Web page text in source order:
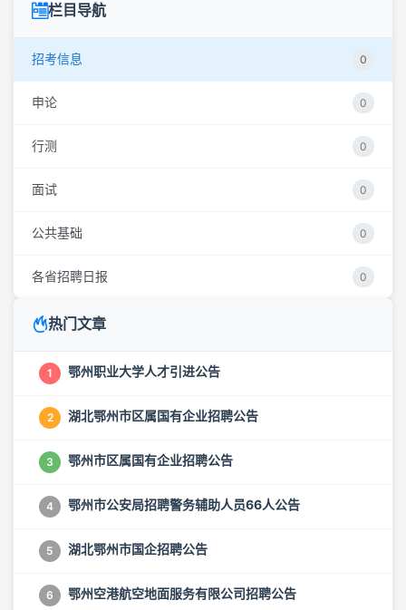
栏目导航
招考信息 0
申论 0
行测 0
面试 0
公共基础 0
各省招聘日报 0
热门文章
1 鄂州职业大学人才引进公告
2 湖北鄂州市区属国有企业招聘公告
3 鄂州市区属国有企业招聘公告
4 鄂州市公安局招聘警务辅助人员66人公告
5 湖北鄂州市国企招聘公告
6 鄂州空港航空地面服务有限公司招聘公告